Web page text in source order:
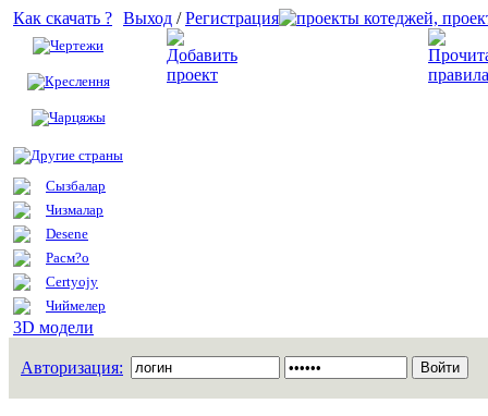
Как скачать ?
Чертежи
Креслення
Чарцяжы
Другие страны
Сызбалар
Чизмалар
Desene
Расм?о
Certyojy
Чиймелер
3D модели
Выход /Регистрация
Авторизация: